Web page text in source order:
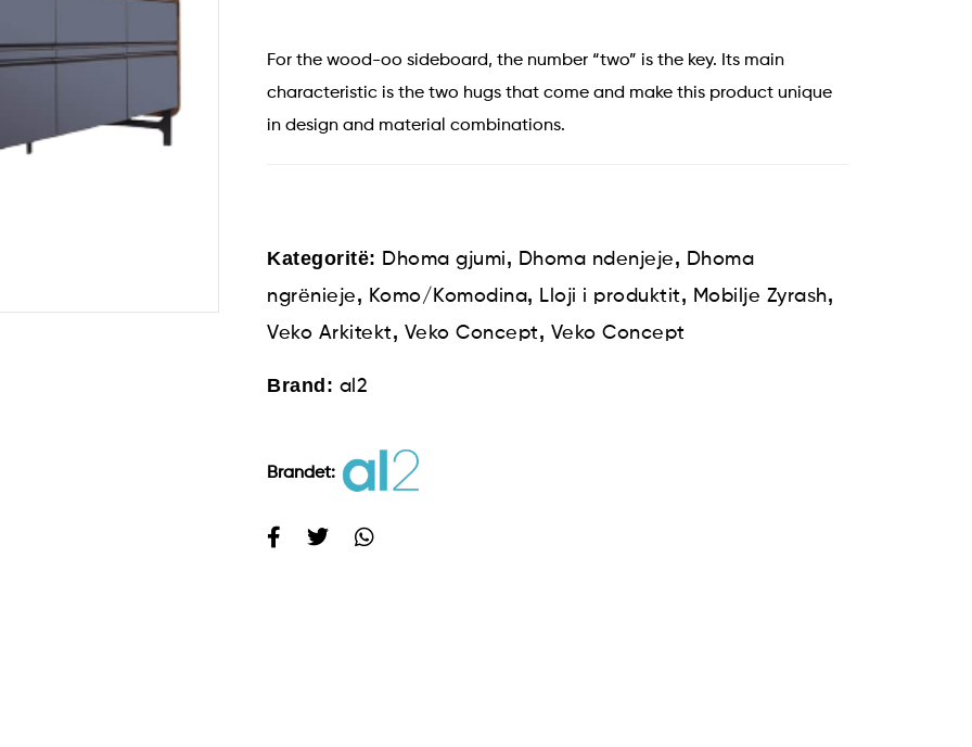
For the wood-oo sideboard, the number “two” is the key. Its main
characteristic is the two hugs that come and make this product unique
in design and material combinations.
Kategoritë: Dhoma gjumi, Dhoma ndenjeje, Dhoma
ngrënieje, Komo/Komodina, Lloji i produktit, Mobilje Zyrash,
Veko Arkitekt, Veko Concept, Veko Concept
Brand: al2
Brandet: